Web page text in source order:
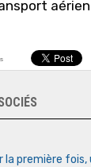
la première